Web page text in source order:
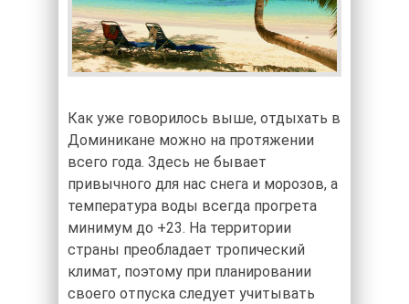
Как уже говорилось выше, отдыхать в
Доминикане можно на протяжении
всего года. Здесь не бывает
привычного для нас снега и морозов, а
температура воды всегда прогрета
минимум до +23. На территории
страны преобладает тропический
климат, поэтому при планировании
своего отпуска следует учитывать